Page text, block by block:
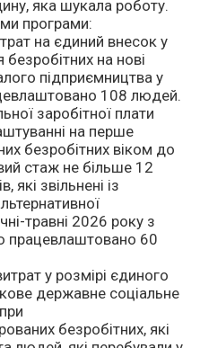
яка шукала роботу.
програми:
на єдиний внесок у
на нові
підприємництва у
108 людей.
заробітної плати
на перше
безробітних віком до
стаж не більше 12
які звільнені із
травні 2026 року з
працевлаштовано 60
у розмірі єдиного
державне соціальне
безробітних, які